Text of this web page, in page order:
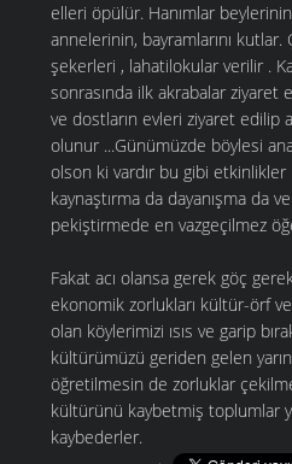
elleri öpülür. Hanımlar
annelerinin, bayramlarını
şekerleri , lahatilokular verilir .
sonrasında ilk akrabalar ziyaret
ve dostların evleri ziyaret edilip
olunur ...Günümüzde böylesi
olson ki vardır bu gibi etkinlikler
kaynaştırma da dayanışma da
pekiştirmede en vazgeçilmez
Fakat acı olansa gerek göç
ekonomik zorlukları kültür-örf
olan köylerimizi ısıs ve garip
kültürümüzü geriden gelen
öğretilmesin de zorluklar
kültürünü kaybetmiş toplumlar
kaybederler.